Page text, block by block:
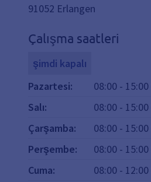
91052 Erlangen
Çalışma saatleri
şimdi kapalı
Pazartesi: 08:00 - 15:00
Salı: 08:00 - 15:00
Çarşamba: 08:00 - 15:00
Perşembe: 08:00 - 15:00
Cuma: 08:00 - 12:00